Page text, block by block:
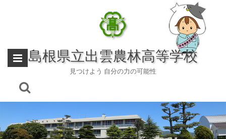
島根県立出雲農林高等学校
見つけよう 自分の力の可能性